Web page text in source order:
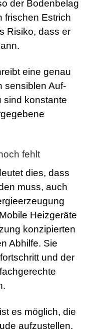
der Bodenbelag
frischen Estrich
Risiko, dass er
eine genau
sensiblen Auf-
sind konstante
fehlt
dies, dass
muss, auch
Heizgeräte
konzipierten
Abhilfe. Sie
und der
es möglich, die
aufzustellen.